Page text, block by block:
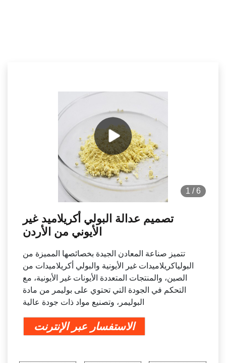
1 / 6
تصميم عدالة البولي أكريلاميد غير
الأيوني من الأردن
تتميز صناعة المعادن الجيدة بخصائصها المميزة من
البولياكريلاميدات غير الأيونية والبولي أكريلاميدات من
الصين، والمنتجات المتعددة الأيونات غير الأيونية، مع
التحكم في الجودة التي تحتوي على بوليمر من مادة
البوليمر، وتصنيع مواد ذات جودة عالية
الاستفسار عبر الإنترنت